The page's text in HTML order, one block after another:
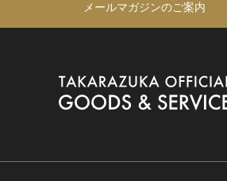
メールマガジンのご案内